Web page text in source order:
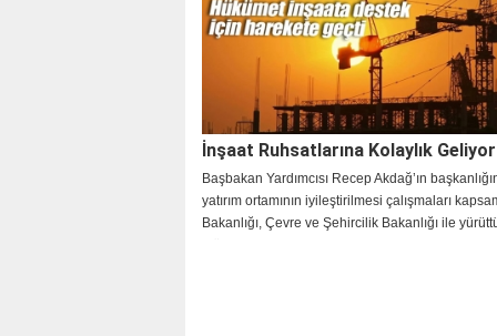
İnşaat Ruhsatlarına Kolaylık Geliyor
Başbakan Yardımcısı Recep Akdağ’ın
yatırım ortamının iyileştirilmesi çalışmaları
Bakanlığı, Çevre ve Şehircilik Bakanlığı ile